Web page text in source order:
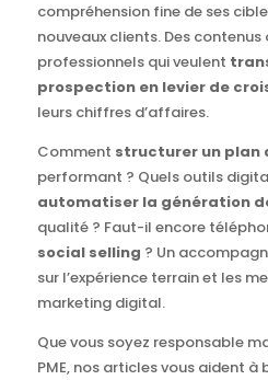
compréhension fine de ses
nouveaux clients. Des
professionnels qui veulent
prospection en levier de
leurs chiffres d’affaires.
Comment structurer un plan
performant ? Quels outils
automatiser la génération
qualité ? Faut-il encore
social selling ? Un
sur l’expérience terrain et les
marketing digital.
Que vous soyez responsable
PME, nos articles vous aident à